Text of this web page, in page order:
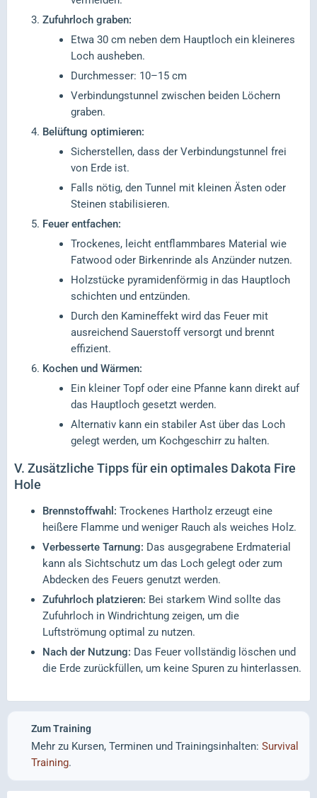
Zufuhrloch graben:
Etwa 30 cm neben dem Hauptloch ein kleineres
Loch ausheben.
Durchmesser: 10–15 cm
Verbindungstunnel zwischen beiden Löchern
graben.
Belüftung optimieren:
Sicherstellen, dass der Verbindungstunnel frei
von Erde ist.
Falls nötig, den Tunnel mit kleinen Ästen oder
Steinen stabilisieren.
Feuer entfachen:
Trockenes, leicht entflammbares Material wie
Fatwood oder Birkenrinde als Anzünder nutzen.
Holzstücke pyramidenförmig in das Hauptloch
schichten und entzünden.
Durch den Kamineffekt wird das Feuer mit
ausreichend Sauerstoff versorgt und brennt
effizient.
Kochen und Wärmen:
Ein kleiner Topf oder eine Pfanne kann direkt auf
das Hauptloch gesetzt werden.
Alternativ kann ein stabiler Ast über das Loch
gelegt werden, um Kochgeschirr zu halten.
V. Zusätzliche Tipps für ein optimales Dakota Fire
Hole
Brennstoffwahl: Trockenes Hartholz erzeugt eine
heißere Flamme und weniger Rauch als weiches Holz.
Verbesserte Tarnung: Das ausgegrabene Erdmaterial
kann als Sichtschutz um das Loch gelegt oder zum
Abdecken des Feuers genutzt werden.
Zufuhrloch platzieren: Bei starkem Wind sollte das
Zufuhrloch in Windrichtung zeigen, um die
Luftströmung optimal zu nutzen.
Nach der Nutzung: Das Feuer vollständig löschen und
die Erde zurückfüllen, um keine Spuren zu hinterlassen.
Zum Training
Mehr zu Kursen, Terminen und Trainingsinhalten: Survival
Training.